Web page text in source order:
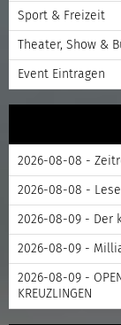
Sport & Freizeit
Theater, Show &
Event Eintragen
2026-08-08 -
2026-08-08 -
2026-08-09 - Der
2026-08-09 -
2026-08-09 - OPEN
KREUZLINGEN